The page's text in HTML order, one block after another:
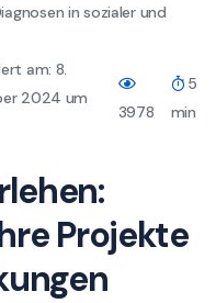
in sozialer und
am: 8.
2024 um
3978
5
min
Projekte